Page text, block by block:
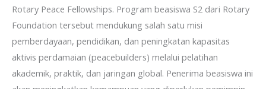
Rotary Peace Fellowships. Program beasiswa S2 dari Rotary
Foundation tersebut mendukung salah satu misi
pemberdayaan, pendidikan, dan peningkatan kapasitas
aktivis perdamaian (peacebuilders) melalui pelatihan
akademik, praktik, dan jaringan global. Penerima beasiswa ini
Foundation